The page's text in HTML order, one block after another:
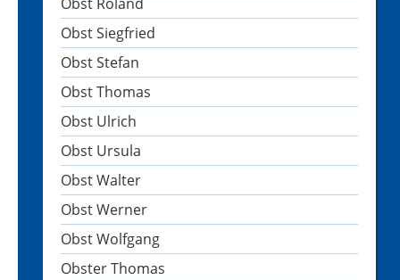
Obst Siegfried
Obst Stefan
Obst Thomas
Obst Ulrich
Obst Ursula
Obst Walter
Obst Werner
Obst Wolfgang
Obster Thomas